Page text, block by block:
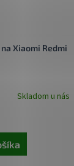
Xiaomi Redmi
Skladom u nás